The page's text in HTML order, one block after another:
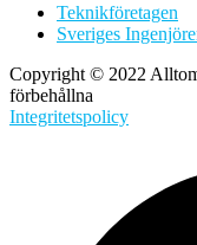
Teknikföretagen
Sveriges
Copyright © 2022
förbehållna
Integritetspolicy